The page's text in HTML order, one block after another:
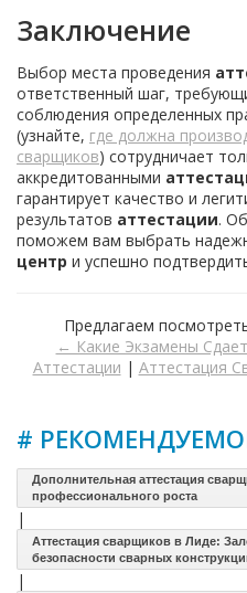
Заключение
Выбор места проведения
ответственный шаг,
соблюдения определенных
(узнайте, где должна
сварщиков) сотрудничает
аккредитованными
гарантирует качество и
результатов аттестации.
поможем вам выбрать
центр и успешно
Предлагаем
← Какие Экзамены
Аттестации | Аттестация
#
Дополнительная аттестация
профессионального роста
|
Аттестация сварщиков в Лиде:
безопасности сварных
|